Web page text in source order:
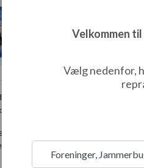
dit næste særlige arrangement.
samle op til 60 personer til en
er fyldt med karakter og
særlig lejlighed, uanset om det
Velkommen
Vælg nedenfor,
Foreninger,